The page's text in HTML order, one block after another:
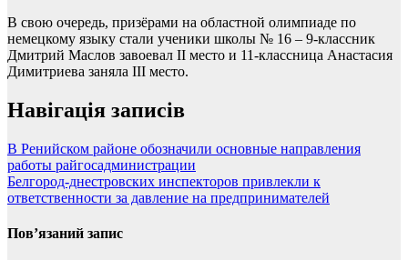
В свою очередь, призёрами на областной олимпиаде по
немецкому языку стали ученики школы № 16 – 9-классник
Дмитрий Маслов завоевал ІІ место и 11-классница Анастасия
Димитриева заняла ІІІ место.
Навігація записів
В Ренийском районе обозначили основные направления
работы райгосадминистрации
Белгород-днестровских инспекторов привлекли к
ответственности за давление на предпринимателей
Пов’язаний запис